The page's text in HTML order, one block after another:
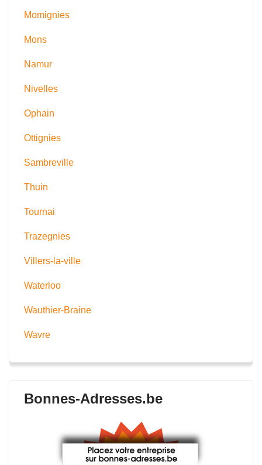
Momignies
Mons
Namur
Nivelles
Ophain
Ottignies
Sambreville
Thuin
Tournai
Trazegnies
Villers-la-ville
Waterloo
Wauthier-Braine
Wavre
Bonnes-Adresses.be